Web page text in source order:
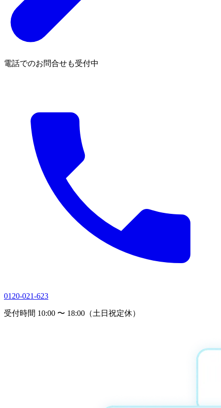
電話でのお問合せも受付中
0120-021-623
受付時間 10:00 〜 18:00（土日祝定休）